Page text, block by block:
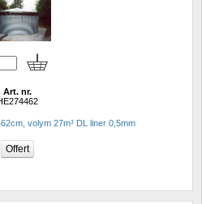
Art. nr.
volym 27m³ DL liner 0,5mm